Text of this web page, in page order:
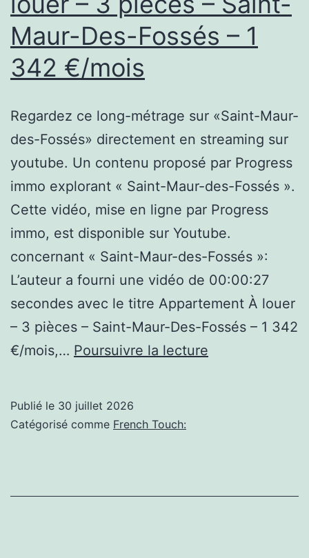
Maur-Des-Fossés – 1
342 €/mois
Regardez ce long-métrage sur «Saint-Maur-
des-Fossés» directement en streaming sur
youtube. Un contenu proposé par Progress
immo explorant « Saint-Maur-des-Fossés ».
Cette vidéo, mise en ligne par Progress
immo, est disponible sur Youtube.
concernant « Saint-Maur-des-Fossés »:
L’auteur a fourni une vidéo de 00:00:27
secondes avec le titre Appartement À louer
– 3 pièces – Saint-Maur-Des-Fossés – 1 342
€/mois,… Poursuivre la lecture
Publié le 30 juillet 2026
Catégorisé comme French Touch: